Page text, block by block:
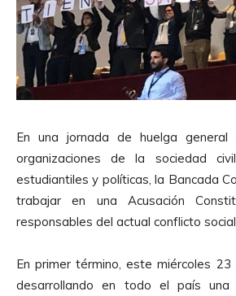
En una jornada de huelga general
organizaciones de la sociedad
estudiantiles y políticas, la Bancada
trabajar en una Acusación
responsables del actual conflicto social.
En primer término, este miércoles
desarrollando en todo el país